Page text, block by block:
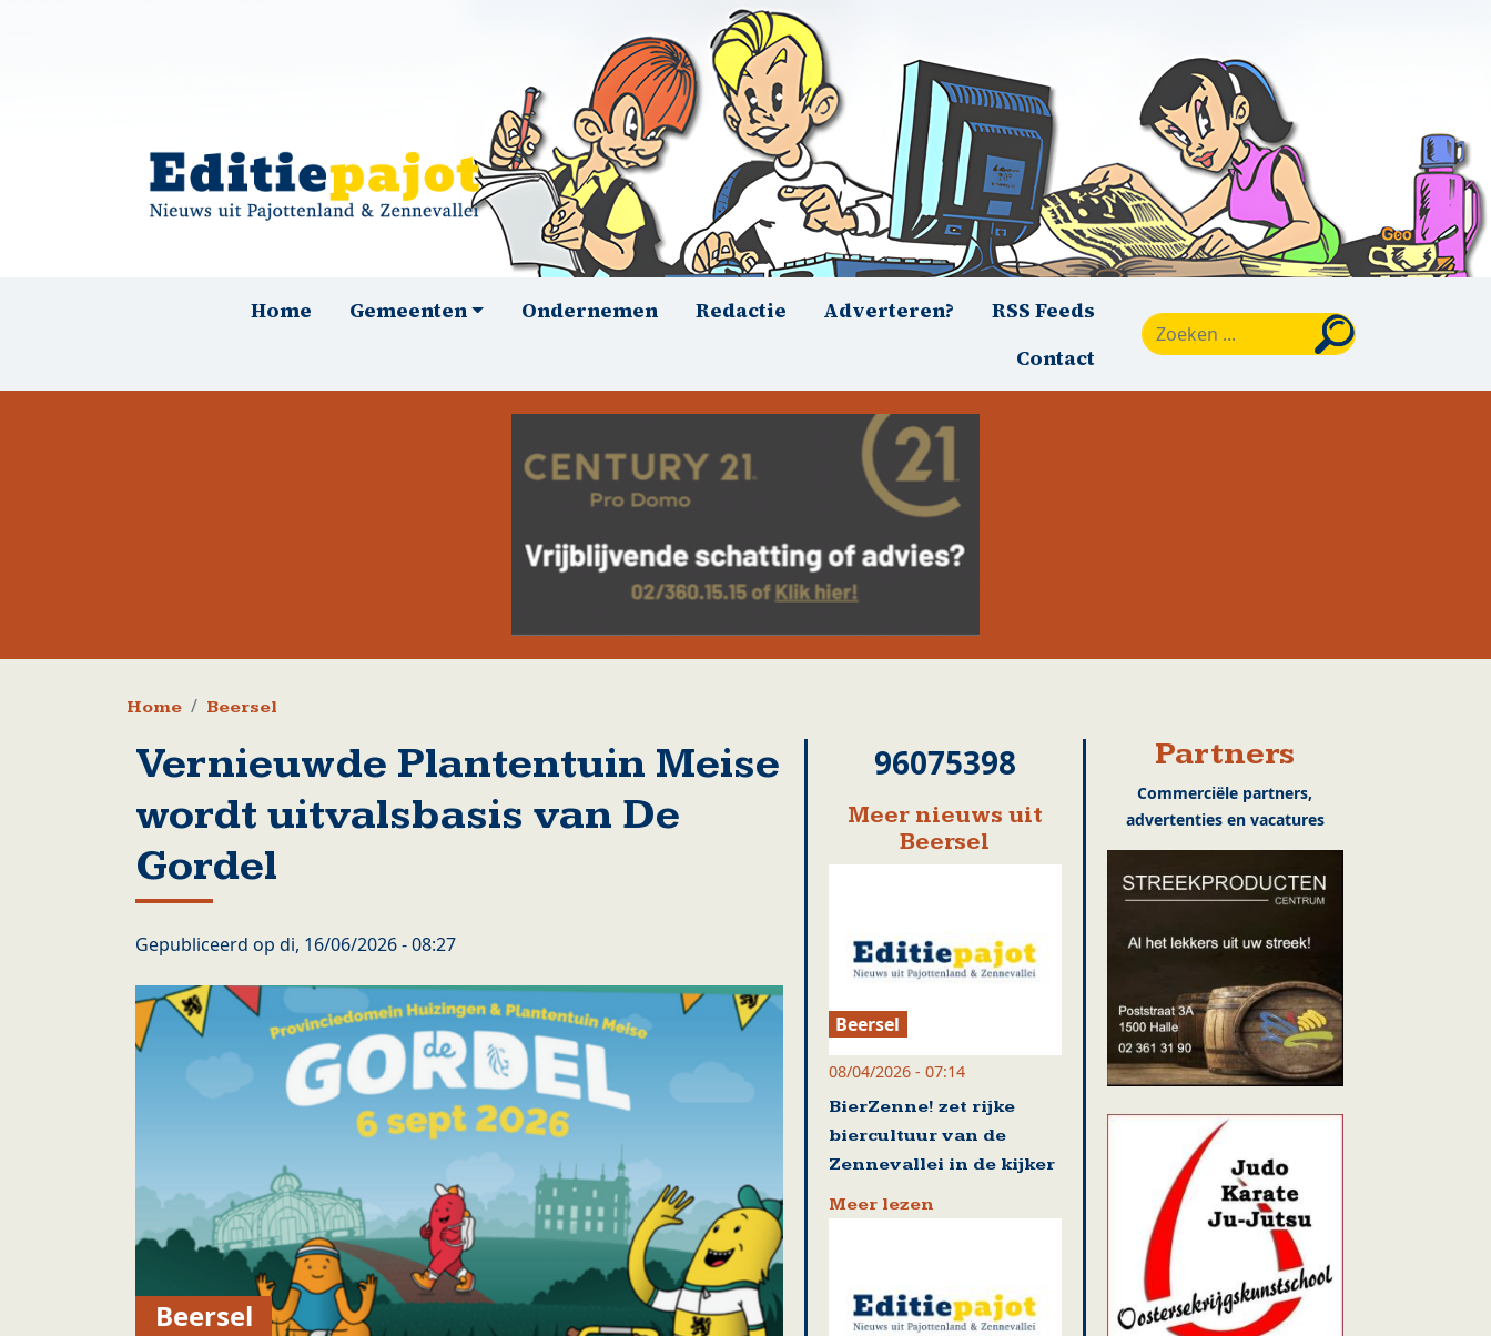
HoofdnavigatieHome Gemeenten Ondernemen Redactie Adverteren?
RSS Feeds
Contact
Kruimelpad
Home Beersel
Vernieuwde Plantentuin Meise
wordt uitvalsbasis van De
Gordel
Gepubliceerd op di, 16/06/2026 - 08:27
Beersel
96075398
Meer nieuws uit
Beersel
Beersel
08/04/2026 - 07:14
BierZenne! zet rijke
biercultuur van de
Zennevallei in de kijker
Meer lezen
Partners
Commerciële partners,
advertenties en vacatures